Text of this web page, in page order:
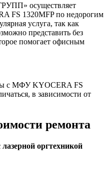
осуществляет
FS 1320MFP по недорогим
услуга, так как
представить без
помогает офисным
с МФУ KYOCERA FS
в зависимости от
ремонта
оргтехникой